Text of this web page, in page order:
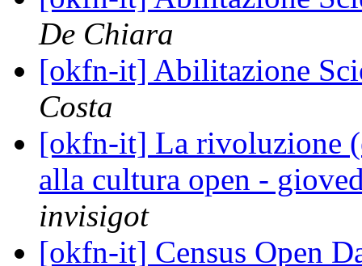
De Chiara
[okfn-it] Abilitazione
Costa
[okfn-it] La rivoluzione
alla cultura open -
invisigot
[okfn-it] Census Open